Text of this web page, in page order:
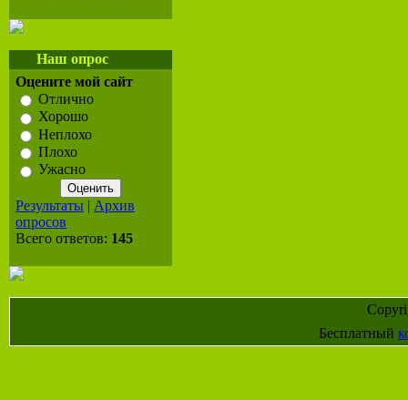
Наш опрос
Оцените мой сайт
Отлично
Хорошо
Неплохо
Плохо
Ужасно
Результаты | Архив
опросов
Всего ответов: 145
Бесплатный